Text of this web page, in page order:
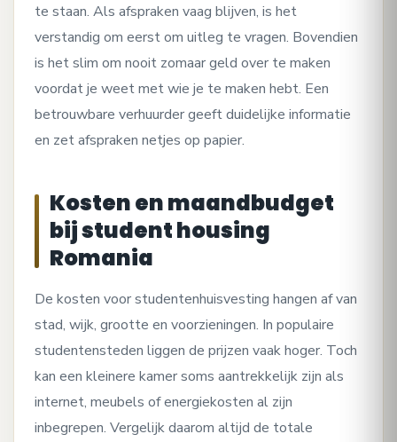
te staan. Als afspraken vaag blijven, is het
verstandig om eerst om uitleg te vragen. Bovendien
is het slim om nooit zomaar geld over te maken
voordat je weet met wie je te maken hebt. Een
betrouwbare verhuurder geeft duidelijke informatie
en zet afspraken netjes op papier.
Kosten en maandbudget
bij student housing
Romania
De kosten voor studentenhuisvesting hangen af van
stad, wijk, grootte en voorzieningen. In populaire
studentensteden liggen de prijzen vaak hoger. Toch
kan een kleinere kamer soms aantrekkelijk zijn als
internet, meubels of energiekosten al zijn
inbegrepen. Vergelijk daarom altijd de totale